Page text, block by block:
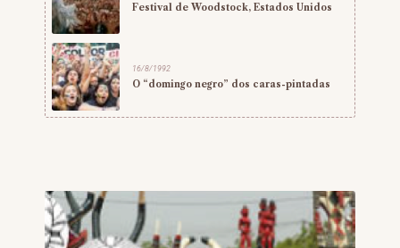
Festival de Woodstock, Estados Unidos
16/8/1992
O “domingo negro” dos caras-pintadas